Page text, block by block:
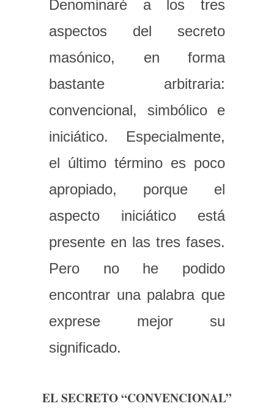
Denominaré a los tres
aspectos del secreto
masónico, en forma
bastante arbitraria:
convencional, simbólico e
iniciático. Especialmente,
el último término es poco
apropiado, porque el
aspecto iniciático está
presente en las tres fases.
Pero no he podido
encontrar una palabra que
exprese mejor su
significado.
EL SECRETO “CONVENCIONAL”